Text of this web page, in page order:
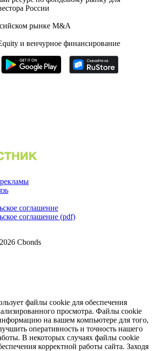
ресурс по фондовому рынку для
России
рынке M&A
соглашение
Cbonds
файлы cookie для обеспечения
просмотра. Файлы cookie